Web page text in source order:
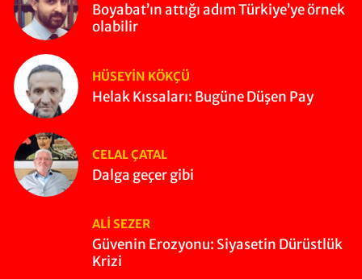
Boyabat’ın attığı adım Türkiye’ye örnek
olabilir
HÜSEYIN KÖKÇÜ
Helak Kıssaları: Bugüne Düşen Pay
CELAL ÇATAL
Dalga geçer gibi
ALI SEZER
Güvenin Erozyonu: Siyasetin Dürüstlük
Krizi